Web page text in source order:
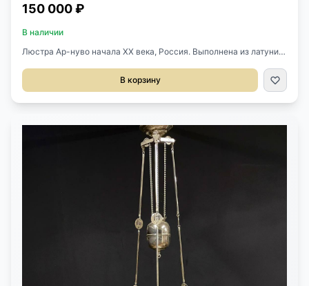
150 000 ₽
В наличии
Люстра Ар-нуво начала XX века, Россия. Выполнена из латуни.
высоты. Д 90 см. В 100-138h см.
В корзину